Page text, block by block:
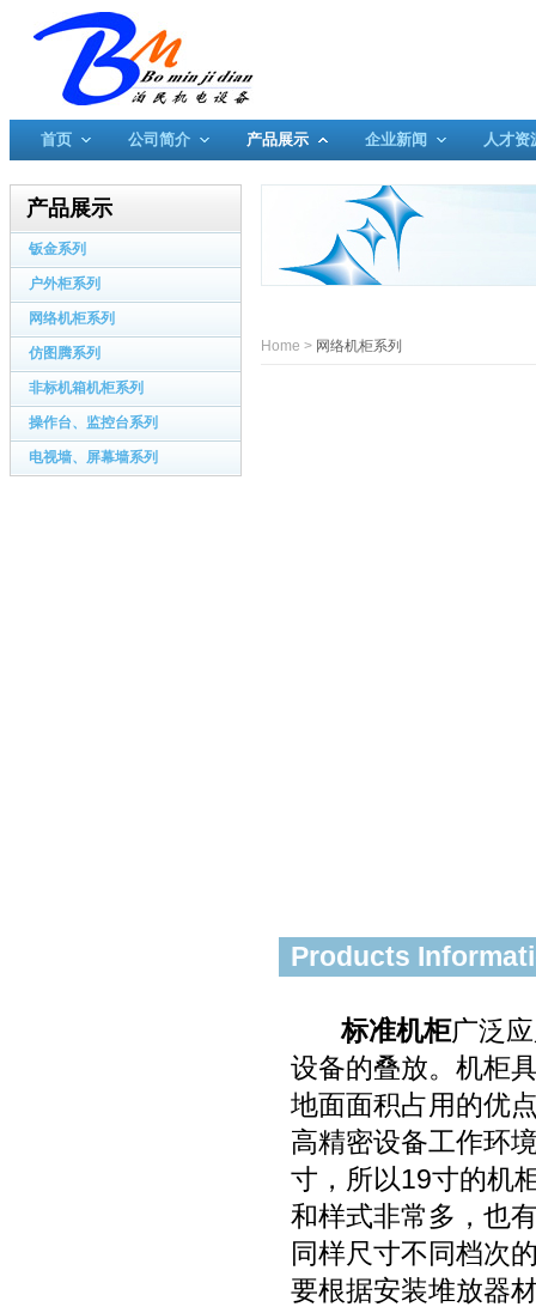
首页 公司简介 产品展示 企业新闻 人才资
产品展示
钣金系列
户外柜系列
网络机柜系列
仿图腾系列
非标机箱机柜系列
操作台、监控台系列
电视墙、屏幕墙系列
Home > 网络机柜系列
Products
标准机柜广泛
设备的叠放。机柜
地面面积占用的优
高精密设备工作环
寸，所以19寸的机
和样式非常多，也
同样尺寸不同档次
要根据安装堆放器